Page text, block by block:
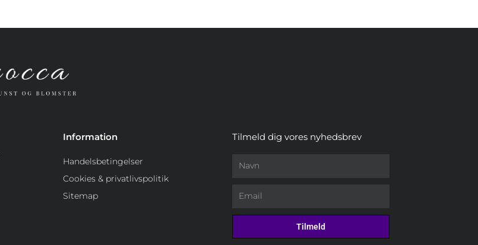
Information
Handelsbetingelser
Cookies & privatlivspolitik
Sitemap
Tilmeld dig vores nyhedsbrev
Tilmeld